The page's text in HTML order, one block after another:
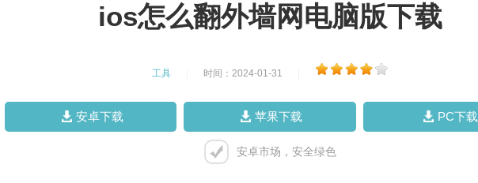
ios怎么翻外墙网电脑版下载
工具 时间：2024-01-31
安卓下载 苹果下载 PC下载
安卓市场，安全绿色